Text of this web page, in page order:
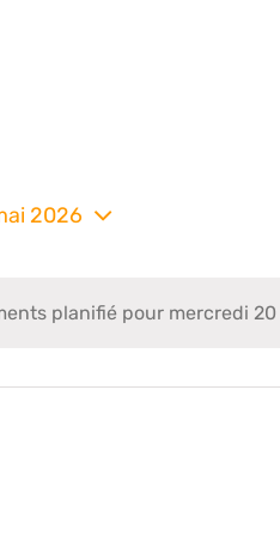
planifié pour mercredi 20
2026